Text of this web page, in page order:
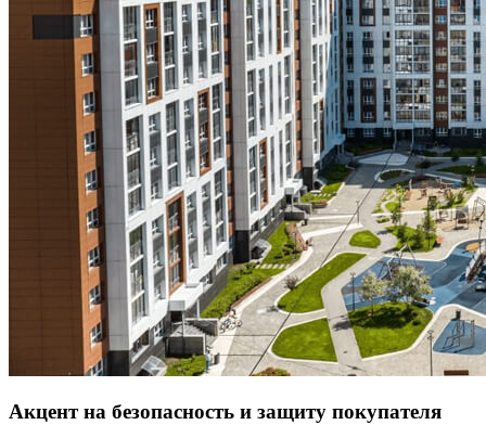
Акцент на безопасность и защиту покупателя